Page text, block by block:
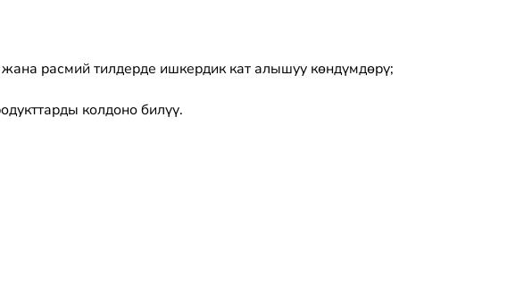
расмий тилдерде ишкердик кат алышуу көндүмдөрү;
колдоно билүү.